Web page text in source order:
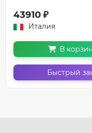
43910 ₽
Италия
В
Быстрый